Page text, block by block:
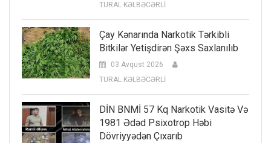
TURAL KƏLBƏCƏRLİ
Çay Kənarında Narkotik Tərkibli
Bitkilər Yetişdirən Şəxs Saxlanılıb
03 Avqust 2026
TURAL KƏLBƏCƏRLİ
DİN BNMİ 57 Kq Narkotik Vasitə Və
1981 Ədəd Psixotrop Həbi
Dövriyyədən Çıxarıb